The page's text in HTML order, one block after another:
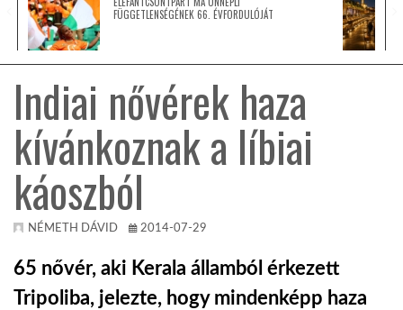
LATIN-AMERIKA
KÖZEL-KELET
AUSZTRÁLIA
A VILÁG ITTHON
FÜGGETLENSÉGÉNEK 66. ÉVFORDULÓJÁT
Indiai nővérek haza
kívánkoznak a líbiai
káoszból
NÉMETH DÁVID 2014-07-29
65 nővér, aki Kerala államból érkezett
Tripoliba, jelezte, hogy mindenképp haza